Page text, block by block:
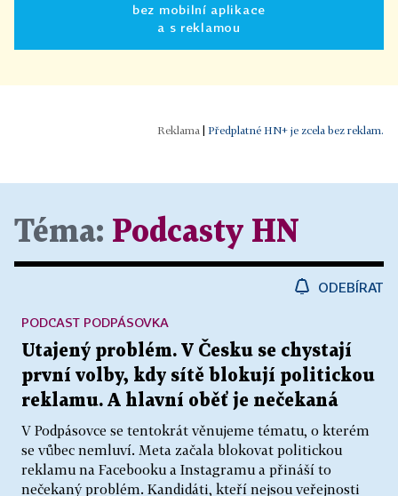
bez mobilní aplikace
a s reklamou
Předplatné HN+ je zcela bez reklam.
Téma: Podcasty HN
ODEBÍRAT
Utajený problém. V Česku se chystají
první volby, kdy sítě blokují politickou
reklamu. A hlavní oběť je nečekaná
V Podpásovce se tentokrát věnujeme tématu, o kterém
se vůbec nemluví. Meta začala blokovat politickou
reklamu na Facebooku a Instagramu a přináší to
nečekaný problém. Kandidáti, kteří nejsou veřejnosti
PODCAST PODPÁSOVKA